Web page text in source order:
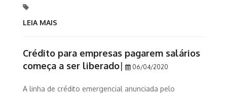
LEIA MAIS
Crédito para empresas pagarem salários
começa a ser liberado| 06/04/2020
A linha de crédito emergencial anunciada pelo